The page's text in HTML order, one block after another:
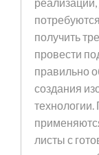
получить
провести
правильно
создания
листы с